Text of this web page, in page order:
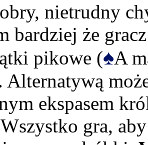
nietrudny
bardziej że
pikowe (♠A
Alternatywą
ekspasem
gra,